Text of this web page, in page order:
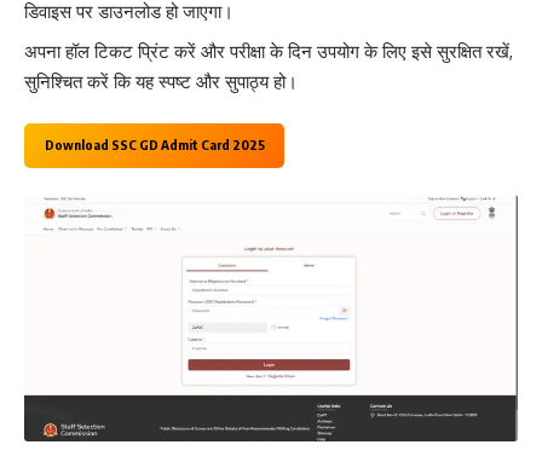
डिवाइस पर डाउनलोड हो जाएगा।
अपना हॉल टिकट प्रिंट करें और परीक्षा के दिन उपयोग के लिए इसे सुरक्षित रखें,
सुनिश्चित करें कि यह स्पष्ट और सुपाठ्य हो।
Download SSC GD Admit Card 2025